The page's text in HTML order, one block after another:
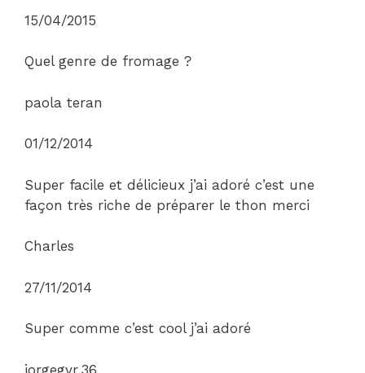
15/04/2015
Quel genre de fromage ?
paola teran
01/12/2014
Super facile et délicieux j’ai adoré c’est une
façon très riche de préparer le thon merci
Charles
27/11/2014
Super comme c’est cool j’ai adoré
jorgegvr.36